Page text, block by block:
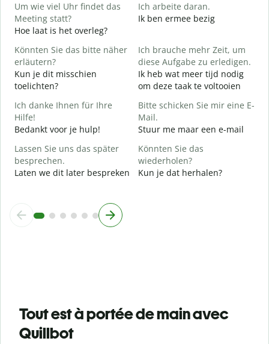
Um wie viel Uhr findet das
Meeting statt?
Hoe laat is het overleg?
Ich arbeite daran.
Ik ben ermee bezig
Könnten Sie das bitte näher
erläutern?
Kun je dit misschien
toelichten?
Ich brauche mehr Zeit, um
diese Aufgabe zu erledigen.
Ik heb wat meer tijd nodig
om deze taak te voltooien
Ich danke Ihnen für Ihre
Hilfe!
Bedankt voor je hulp!
Bitte schicken Sie mir eine E-
Mail.
Stuur me maar een e-mail
Lassen Sie uns das später
besprechen.
Laten we dit later bespreken
Könnten Sie das
wiederholen?
Kun je dat herhalen?
Tout est à portée de main avec
Quillbot